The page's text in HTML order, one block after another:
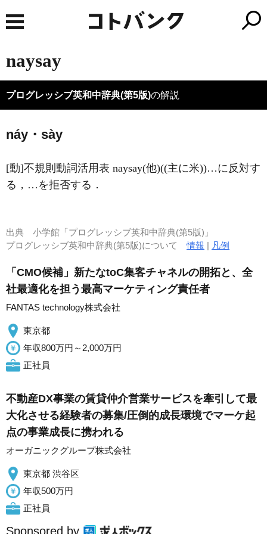
naysay
プログレッシブ英和中辞典(第5版)の解説
náy・sày
[動]不規則動詞活用表 naysay(他)((主に米))…に反対す
る，…を拒否する ．
出典 小学館「プログレッシブ英和中辞典(第5版)」
プログレッシブ英和中辞典(第5版)について情報 | 凡例
「CMO候補」新たなtoC集客チャネルの開拓と、全
社最適化を担う最高マーケティング責任者
FANTAS technology株式会社
東京都
年収800万円～2,000万円
正社員
不動産DX事業の賃貸仲介営業サービスを牽引して最
大化させる経験者の募集/圧倒的成長環境でマーケ起
点の事業成長に携われる
オーガニックグループ株式会社
東京都 渋谷区
年収500万円
正社員
Sponsored by